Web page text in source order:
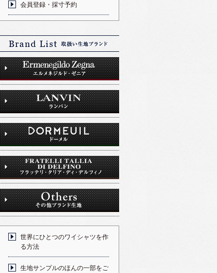
会員登録・採寸予約
世界にひとつのワイシャツを作
る方法
生地サンプルのほんの一部をご